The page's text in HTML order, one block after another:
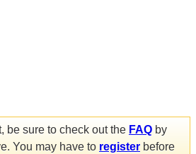
be sure to check out the FAQ by
You may have to register before